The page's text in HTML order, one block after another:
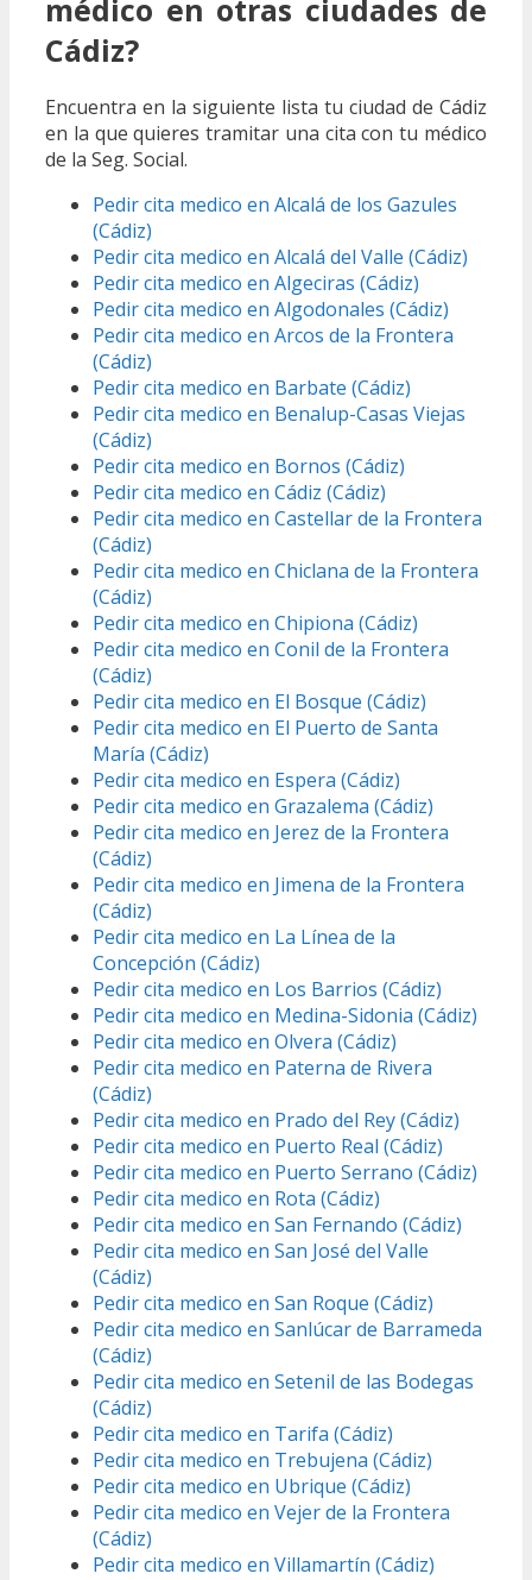
médico en otras ciudades de
Cádiz?
Encuentra en la siguiente lista tu ciudad de Cádiz
en la que quieres tramitar una cita con tu médico
de la Seg. Social.
Pedir cita medico en Alcalá de los Gazules
(Cádiz)
Pedir cita medico en Alcalá del Valle (Cádiz)
Pedir cita medico en Algeciras (Cádiz)
Pedir cita medico en Algodonales (Cádiz)
Pedir cita medico en Arcos de la Frontera
(Cádiz)
Pedir cita medico en Barbate (Cádiz)
Pedir cita medico en Benalup-Casas Viejas
(Cádiz)
Pedir cita medico en Bornos (Cádiz)
Pedir cita medico en Cádiz (Cádiz)
Pedir cita medico en Castellar de la Frontera
(Cádiz)
Pedir cita medico en Chiclana de la Frontera
(Cádiz)
Pedir cita medico en Chipiona (Cádiz)
Pedir cita medico en Conil de la Frontera
(Cádiz)
Pedir cita medico en El Bosque (Cádiz)
Pedir cita medico en El Puerto de Santa
María (Cádiz)
Pedir cita medico en Espera (Cádiz)
Pedir cita medico en Grazalema (Cádiz)
Pedir cita medico en Jerez de la Frontera
(Cádiz)
Pedir cita medico en Jimena de la Frontera
(Cádiz)
Pedir cita medico en La Línea de la
Concepción (Cádiz)
Pedir cita medico en Los Barrios (Cádiz)
Pedir cita medico en Medina-Sidonia (Cádiz)
Pedir cita medico en Olvera (Cádiz)
Pedir cita medico en Paterna de Rivera
(Cádiz)
Pedir cita medico en Prado del Rey (Cádiz)
Pedir cita medico en Puerto Real (Cádiz)
Pedir cita medico en Puerto Serrano (Cádiz)
Pedir cita medico en Rota (Cádiz)
Pedir cita medico en San Fernando (Cádiz)
Pedir cita medico en San José del Valle
(Cádiz)
Pedir cita medico en San Roque (Cádiz)
Pedir cita medico en Sanlúcar de Barrameda
(Cádiz)
Pedir cita medico en Setenil de las Bodegas
(Cádiz)
Pedir cita medico en Tarifa (Cádiz)
Pedir cita medico en Trebujena (Cádiz)
Pedir cita medico en Ubrique (Cádiz)
Pedir cita medico en Vejer de la Frontera
(Cádiz)
Pedir cita medico en Villamartín (Cádiz)